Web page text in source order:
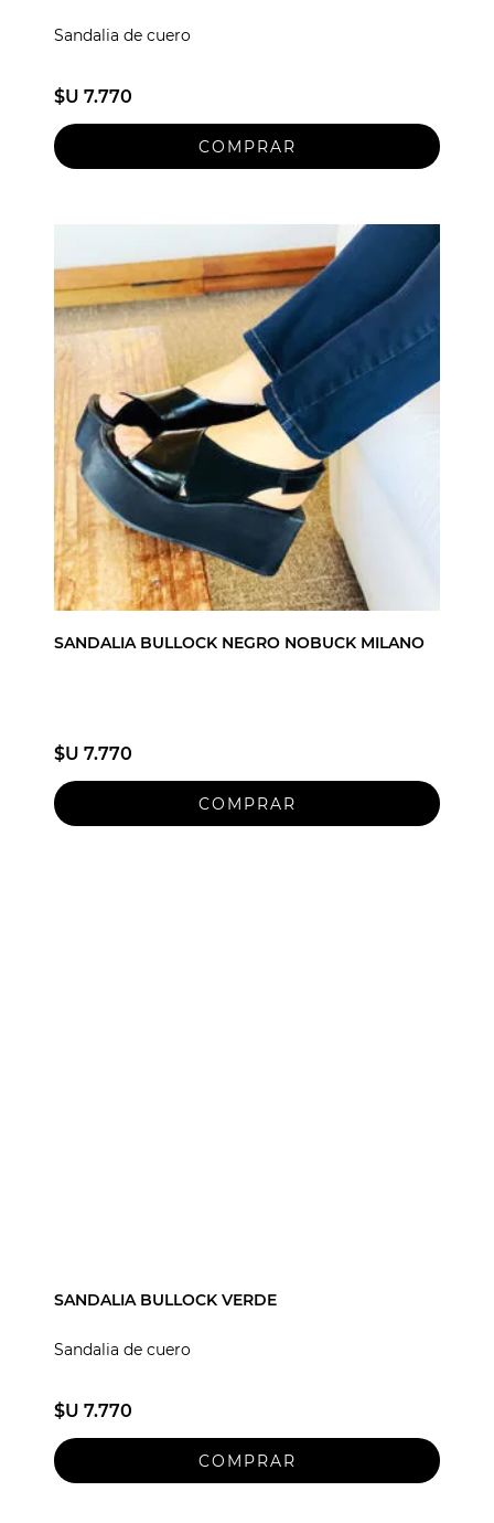
Sandalia de cuero
$U 7.770
SANDALIA BULLOCK NEGRO NOBUCK MILANO
$U 7.770
SANDALIA BULLOCK VERDE
Sandalia de cuero
$U 7.770